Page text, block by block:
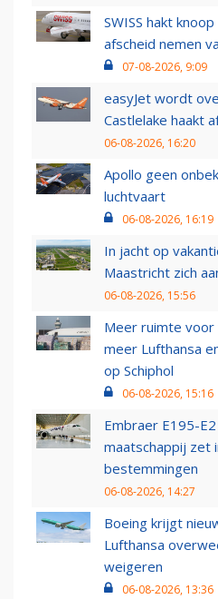
SWISS hakt
afscheid nemen
07-08-2026, 9:09
easyJet wordt
Castlelake haakt
06-08-2026, 16:20
Apollo geen
luchtvaart
06-08-2026, 16:19
In jacht op
Maastricht zich
06-08-2026, 15:56
Meer ruimte
meer Lufthansa
op Schiphol
06-08-2026, 15:16
Embraer E195-
maatschappij zet
bestemmingen
06-08-2026, 14:27
Boeing krijgt
Lufthansa
weigeren
06-08-2026, 13:36